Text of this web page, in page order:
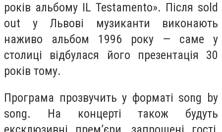
років альбому IL Testamento». Після sold
out у Львові музиканти виконають
наживо альбом 1996 року — саме у
столиці відбулася його презентація 30
років тому.
Програма прозвучить у форматі song by
song. На концерті також будуть